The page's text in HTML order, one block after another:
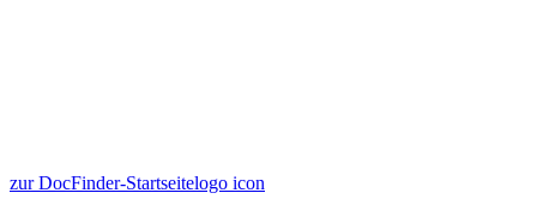
zur DocFinder-Startseitelogo icon